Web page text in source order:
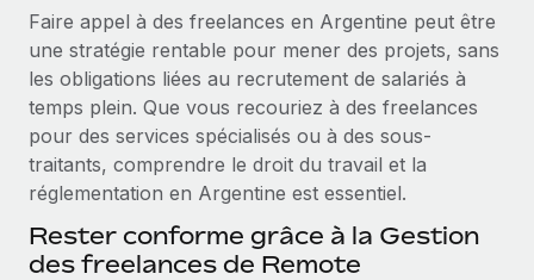
SERVICES
Demandez aux experts
Recevez des conseils d’experts sur les RH à
l’international et la conformité
Contrôles d’antécédents
Simplifiez vos processus de présélection des
candidats
Devenir partenaire
Explorez avec nous vos opportunités de partenariat
Remote Build
Bientôt disponible
Conseil en intégrations et automatisations assistées par
ÉTUDES DE CAS
Données sur les salaires et les talents
Centre de ressources
Obtenir de l’aide
Voir toutes les ressources
Faire appel à des freelances en Argentine peut être
une stratégie rentable pour mener des projets, sans
les obligations liées au recrutement de salariés à
temps plein. Que vous recouriez à des freelances
pour des services spécialisés ou à des sous-
traitants, comprendre le droit du travail et la
réglementation en Argentine est essentiel.
Rester conforme grâce à la Gestion
des freelances de Remote